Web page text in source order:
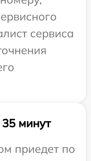
сервиса
минут
приедет по